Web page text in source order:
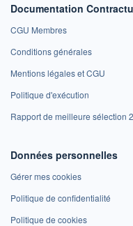
Documentation
CGU Membres
Conditions générales
Mentions légales et CGU
Politique d'exécution
Rapport de meilleure sélection
Données personnelles
Gérer mes cookies
Politique de confidentialité
Politique de cookies